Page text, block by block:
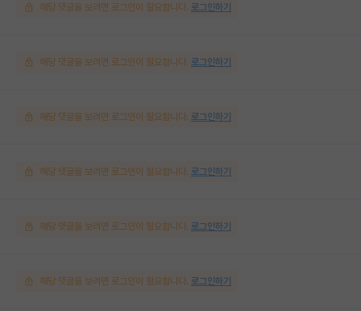
해당 댓글을 보려면 로그인이 필요합니다. 로그인하기
해당 댓글을 보려면 로그인이 필요합니다. 로그인하기
해당 댓글을 보려면 로그인이 필요합니다. 로그인하기
해당 댓글을 보려면 로그인이 필요합니다. 로그인하기
해당 댓글을 보려면 로그인이 필요합니다. 로그인하기
해당 댓글을 보려면 로그인이 필요합니다. 로그인하기